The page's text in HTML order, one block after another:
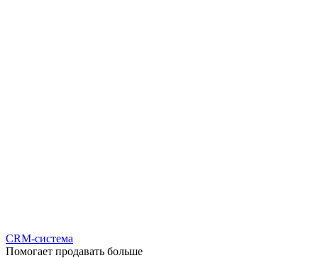
CRM-система
Помогает продавать больше